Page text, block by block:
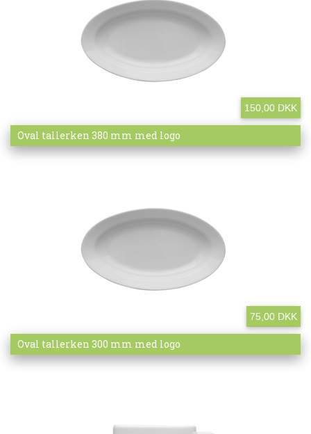
150,00 DKK
Oval tallerken 380 mm med logo
Mere info
75,00 DKK
Oval tallerken 300 mm med logo
Mere info